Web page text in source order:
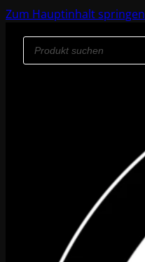
Zum Hauptinhalt springen
Products
search